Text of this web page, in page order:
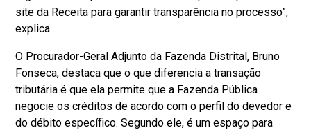
site da Receita para garantir transparência no processo”,
explica.
O Procurador-Geral Adjunto da Fazenda Distrital, Bruno
Fonseca, destaca que o que diferencia a transação
tributária é que ela permite que a Fazenda Pública
negocie os créditos de acordo com o perfil do devedor e
do débito específico. Segundo ele, é um espaço para